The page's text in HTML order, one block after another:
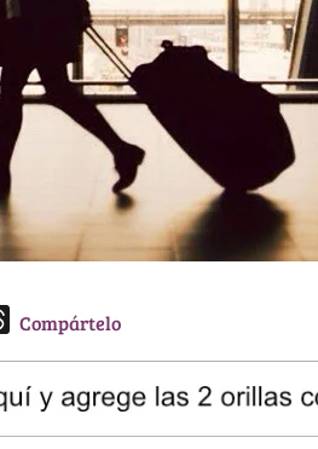
T
e
a
Compártelo